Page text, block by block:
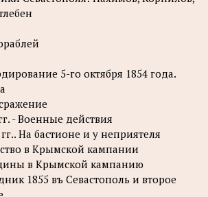
5-го октября 1854 года.
- Военные действия
На бастионе и у неприятеля
в Крымской кампании
в Крымской кампанию
1855 въ Севастополь и второе